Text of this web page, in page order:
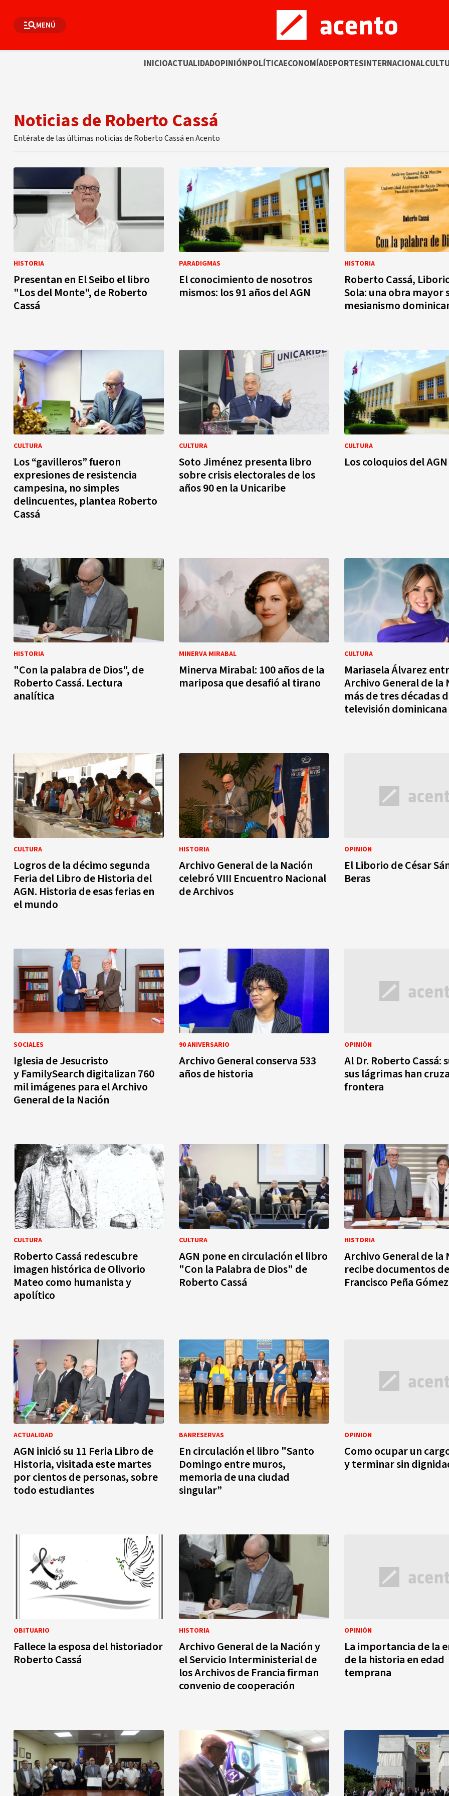
MENÚ
INICIOACTUALIDADOPINIÓNPOLÍTICAECONOMÍADEPORTESINTERNACIONAL
Noticias de Roberto Cassá
Entérate de las últimas noticias de Roberto Cassá en Acento
HISTORIA
Presentan en El Seibo el libro
"Los del Monte", de Roberto
Cassá
PARADIGMAS
El conocimiento de nosotros
mismos: los 91 años del AGN
HISTORIA
Roberto Cassá,
Sola: una obra mayor
mesianismo
CULTURA
Los “gavilleros” fueron
expresiones de resistencia
campesina, no simples
delincuentes, plantea Roberto
Cassá
CULTURA
Soto Jiménez presenta libro
sobre crisis electorales de los
años 90 en la Unicaribe
CULTURA
Los coloquios del AGN
HISTORIA
"Con la palabra de Dios", de
Roberto Cassá. Lectura
analítica
MINERVA MIRABAL
Minerva Mirabal: 100 años de la
mariposa que desafió al tirano
CULTURA
Mariasela Álvarez
Archivo General de la
más de tres décadas
televisión dominicana
CULTURA
Logros de la décimo segunda
Feria del Libro de Historia del
AGN. Historia de esas ferias en
el mundo
HISTORIA
Archivo General de la Nación
celebró VIII Encuentro Nacional
de Archivos
OPINIÓN
El Liborio de César
Beras
SOCIALES
Iglesia de Jesucristo
y FamilySearch digitalizan 760
mil imágenes para el Archivo
General de la Nación
90 ANIVERSARIO
Archivo General conserva 533
años de historia
OPINIÓN
Al Dr. Roberto Cassá:
sus lágrimas han
frontera
CULTURA
Roberto Cassá redescubre
imagen histórica de Olivorio
Mateo como humanista y
apolítico
CULTURA
AGN pone en circulación el libro
"Con la Palabra de Dios" de
Roberto Cassá
HISTORIA
Archivo General de la
recibe documentos
Francisco Peña Gómez
ACTUALIDAD
AGN inició su 11 Feria Libro de
Historia, visitada este martes
por cientos de personas, sobre
todo estudiantes
BANRESERVAS
En circulación el libro "Santo
Domingo entre muros,
memoria de una ciudad
singular”
OPINIÓN
Como ocupar un
y terminar sin
OBITUARIO
Fallece la esposa del historiador
Roberto Cassá
HISTORIA
Archivo General de la Nación y
el Servicio Interministerial de
los Archivos de Francia firman
convenio de cooperación
OPINIÓN
La importancia de la
de la historia en edad
temprana